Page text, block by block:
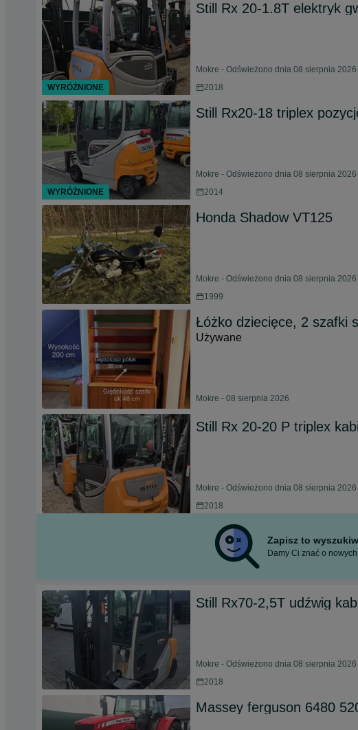
Still Rx 20-1.8T elektryk
Mokre - Odświeżono dnia 08 sierpnia 2026
2018
Still Rx20-18 triplex
Mokre - Odświeżono dnia 08 sierpnia 2026
2014
Honda Shadow VT125
Mokre - Odświeżono dnia 08 sierpnia 2026
1999
Łóżko dziecięce, 2 szafki
Używane
Mokre - 08 sierpnia 2026
Still Rx 20-20 P triplex
Mokre - Odświeżono dnia 08 sierpnia 2026
2018
Zapisz to
Damy Ci znać o
Still Rx70-2,5T udźwig
Mokre - Odświeżono dnia 08 sierpnia 2026
2018
Massey ferguson 6480
WYRÓŻNIONE
WYRÓŻNIONE